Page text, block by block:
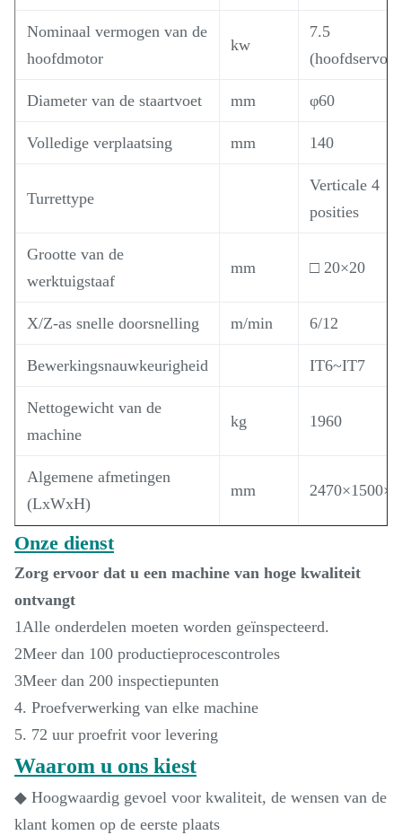
Nominaal vermogen van de
hoofdmotor
kw
7.5
Diameter van de staartvoet mm φ60
Volledige verplaatsing mm 140
Turrettype
Verticale 4
posities
Grootte van de
werktuigstaaf
mm □ 20×20
X/Z-as snelle doorsnelling m/min 6/12
Bewerkingsnauwkeurigheid IT6~IT7
Nettogewicht van de
machine
kg 1960
Algemene afmetingen
(LxWxH)
mm
Onze dienst
Zorg ervoor dat u een machine van hoge kwaliteit
ontvangt
1Alle onderdelen moeten worden geïnspecteerd.
2Meer dan 100 productieprocescontroles
3Meer dan 200 inspectiepunten
4. Proefverwerking van elke machine
5. 72 uur proefrit voor levering
Waarom u ons kiest
◆ Hoogwaardig gevoel voor kwaliteit, de wensen van de
klant komen op de eerste plaats